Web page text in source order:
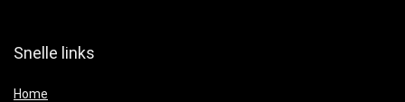
Snelle links
Home